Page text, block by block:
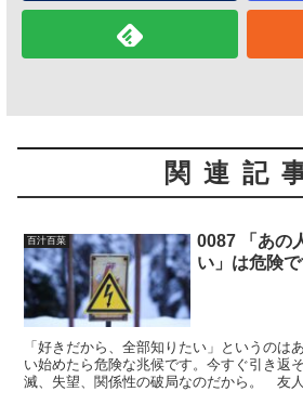
関連記
百汁百菜
0087 「あの
い」は危険
「好きだから、全部知りたい」というのは
い始めたら危険な兆候です。今すぐ引き返
滅、失望、関係性の破局なのだから。 友